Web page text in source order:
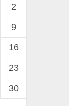
2
9
16
23
30